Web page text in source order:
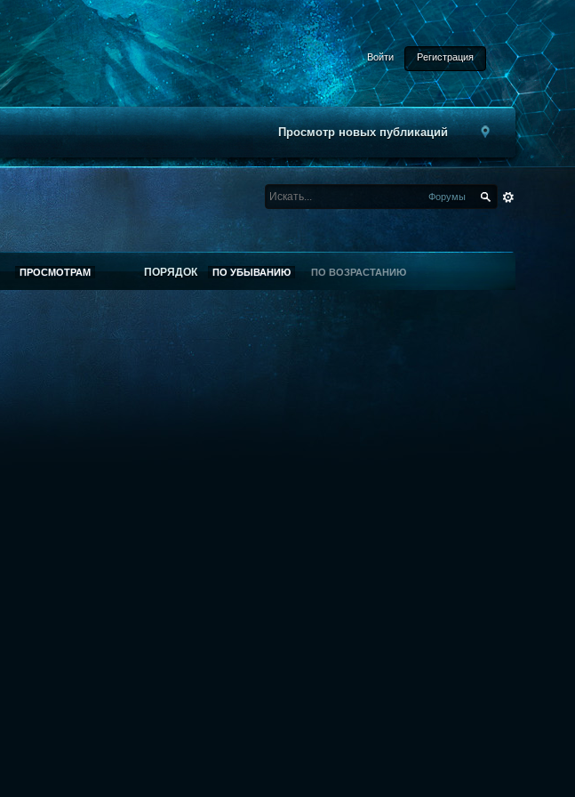
Войти Регистрация
Просмотр новых публикаций
Форумы
ПРОСМОТРАМ ПОРЯДОК ПО УБЫВАНИЮ ПО ВОЗРАСТАНИЮ